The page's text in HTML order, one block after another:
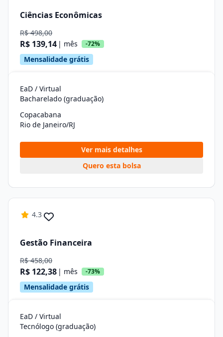
Ciências Econômicas
R$ 498,00
R$ 139,14 | mês -72%
Mensalidade grátis
EaD / Virtual
Bacharelado (graduação)
Copacabana
Rio de Janeiro/RJ
Ver mais detalhes
Quero esta bolsa
4.3
Gestão Financeira
R$ 458,00
R$ 122,38 | mês -73%
Mensalidade grátis
EaD / Virtual
Tecnólogo (graduação)